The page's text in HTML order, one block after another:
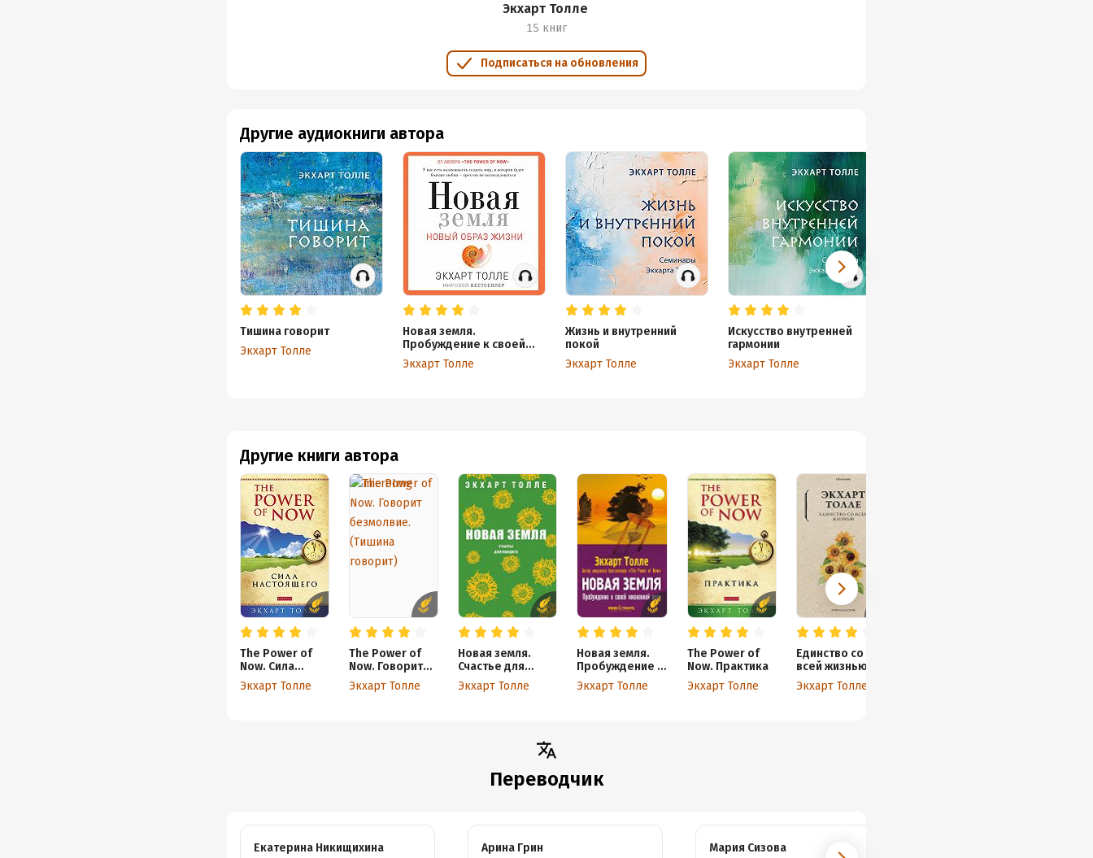
Экхарт Толле
15 книг
Подписаться на обновления
Другие книги автора
The Power of
Now. Сила
настоящего
Экхарт Толле
The Power of
Now. Говорит
безмолвие.
(Тишина
Экхарт Толле
Новая земля.
Счастье для
каждого
Экхарт Толле
Новая земля.
Пробуждение к
своей
жизненной цели
Экхарт Толле
The Power of
Now. Практика
Экхарт Толле
Единство со
всей жизнью
Экхарт Толле
Другие аудиокниги автора
Тишина говорит
Экхарт Толле
Новая земля.
Пробуждение к своей
жизненной цели
Экхарт Толле
Жизнь и внутренний
покой
Экхарт Толле
Искусство внутренней
гармонии
Экхарт Толле
Переводчик
Екатерина Никищихина Арина Грин Мария Сизова